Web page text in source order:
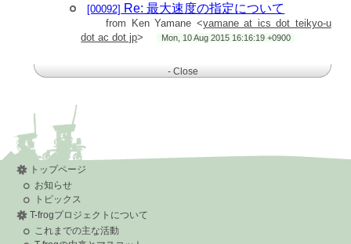
> --------------------
> 帝京大学 理工学部
> 情報電子工学科（旧：ヒューマン情報システム学科）
ieee dot org
> 帝京大学 山根様
>>
>> モータドライバ開発者の渡辺です。
>> パラメータファイルの MOTOR_VC （モータの逆起電力係
数） の値が i-Cart mini
>> のモータ仕様と異なった（大きな）値になっているようで
す。
>> 下記 i-Cart mini のページに掲載しているパラメータファイ
ルを用いた場合のロボットの挙動をご確認いただけますか。
>>http://t-frog.com/products/icart_mini/
[00092] Re: 最大速度の指定について
from Ken Yamane <yamane at ics dot teikyo-u
dot ac dot jp> Mon, 10 Aug 2015 16:16:19 +0900
- Close
トップページ
お知らせ
トピックス
T-frogプロジェクトについて
これまでの主な活動